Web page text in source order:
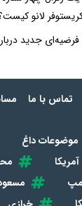
لانو
| فرضیه‌ای جدید
تماس با ما
موضوعات داغ